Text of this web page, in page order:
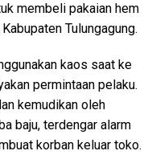
membeli pakaian hem
Tulungagung.
kaos saat ke
permintaan pelaku.
kemudikan oleh
baju, terdengar alarm
korban keluar toko.